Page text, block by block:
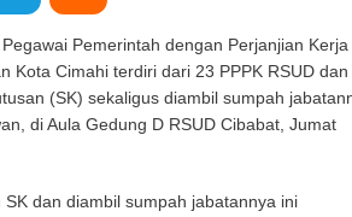
Pemerintah dengan Perjanjian Kerja
Kota Cimahi terdiri dari 23 PPPK RSUD dan
(SK) sekaligus diambil sumpah
di Aula Gedung D RSUD Cibabat, Jumat
dan diambil sumpah jabatannya ini